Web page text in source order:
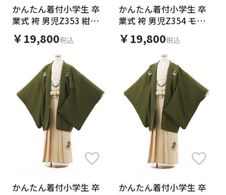
かんたん着付小学生 卒
業式 袴 男児Z353 紺紋
付×グレーストライプ
￥19,800税込
かんたん着付小学生 卒
業式 袴 男児Z354 モカ
グレージュ紋付×ブラウ
ン格子
￥19,800税込
かんたん着付小学生 卒
かんたん着付小学生 卒